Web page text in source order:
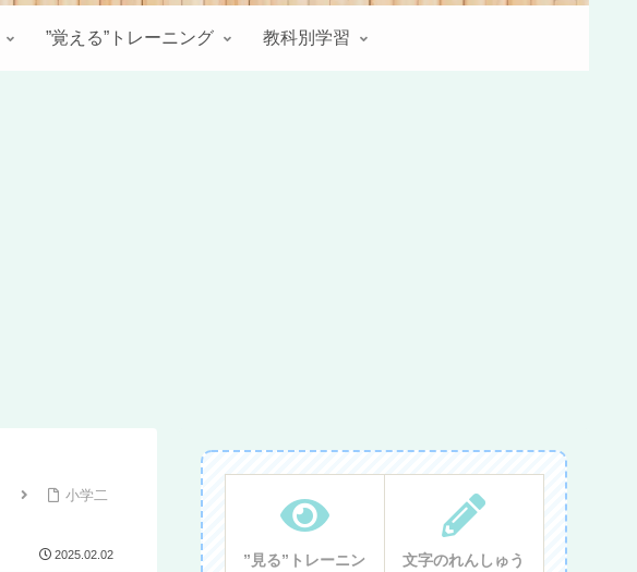
”覚える”トレーニング 教科別学習
小学二
2025.02.02
”見る”トレーニン
文字のれんしゅう